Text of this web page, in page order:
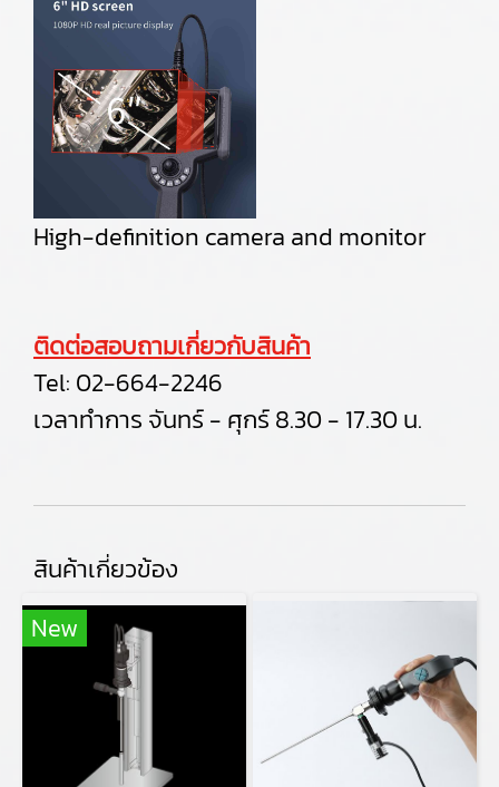
High-definition camera and monitor
ติดต่อสอบถามเกี่ยวกับสินค้า
Tel: 02-664-2246
เวลาทำการ จันทร์ - ศุกร์ 8.30 - 17.30 น.
สินค้าเกี่ยวข้อง
New